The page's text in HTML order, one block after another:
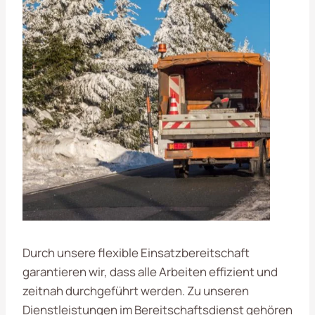
Durch unsere flexible Einsatzbereitschaft
garantieren wir, dass alle Arbeiten effizient und
zeitnah durchgeführt werden. Zu unseren
Dienstleistungen im Bereitschaftsdienst gehören